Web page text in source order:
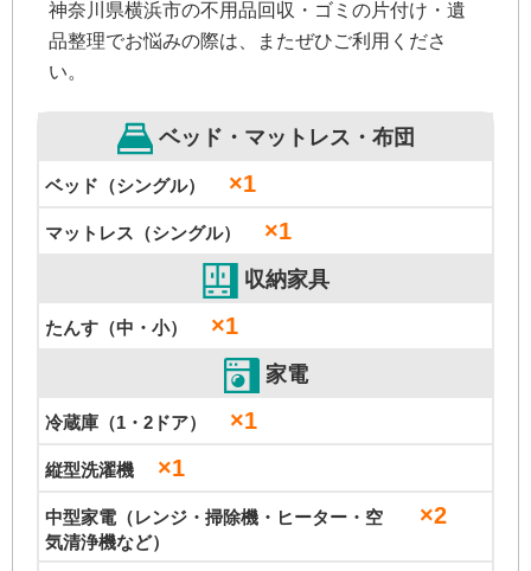
神奈川県横浜市の不用品回収・ゴミの片付け・遺
品整理でお悩みの際は、またぜひご利用くださ
い。
ベッド・マットレス・布団
ベッド（シングル） ×1
マットレス（シングル） ×1
収納家具
たんす（中・小） ×1
家電
冷蔵庫（1・2ドア） ×1
縦型洗濯機 ×1
中型家電（レンジ・掃除機・ヒーター・空
気清浄機など）
×2